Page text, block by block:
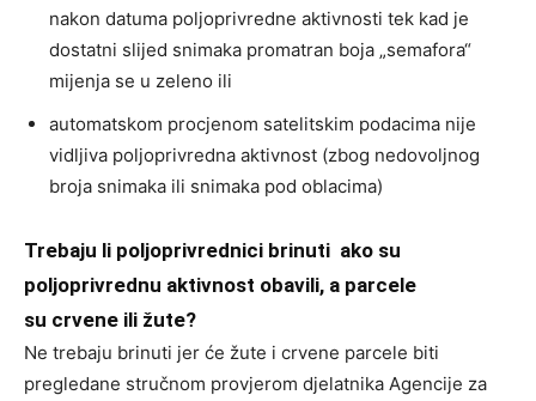
nakon datuma poljoprivredne aktivnosti tek kad je
dostatni slijed snimaka promatran boja „semafora“
mijenja se u zeleno ili
automatskom procjenom satelitskim podacima nije
vidljiva poljoprivredna aktivnost (zbog nedovoljnog
broja snimaka ili snimaka pod oblacima)
Trebaju li poljoprivrednici brinuti ako su
poljoprivrednu aktivnost obavili, a parcele
su crvene ili žute?
Ne trebaju brinuti jer će žute i crvene parcele biti
pregledane stručnom provjerom djelatnika Agencije za